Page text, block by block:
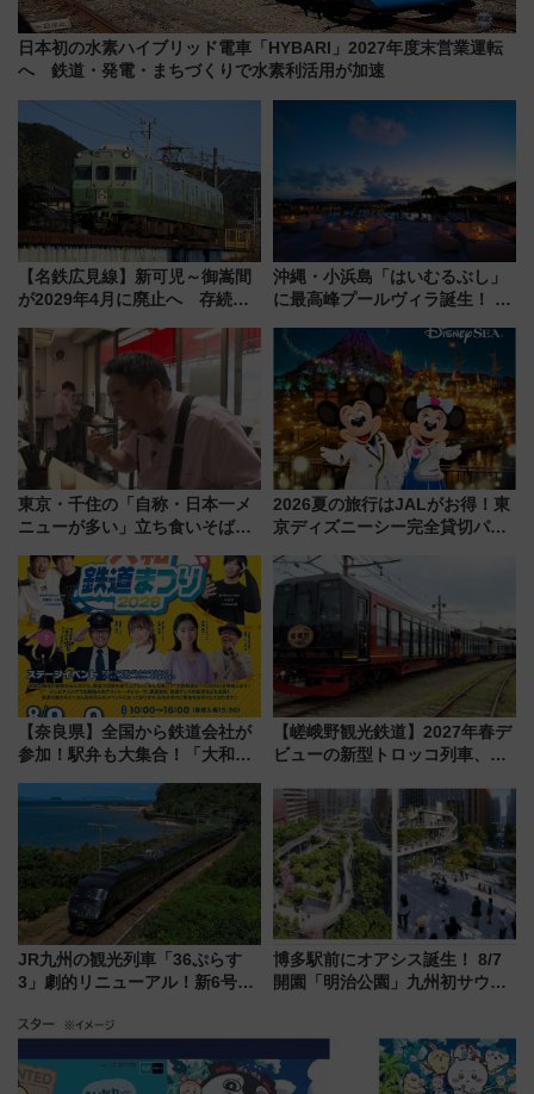
日本初の水素ハイブリッド電車「HYBARI」2027年度末営業運転
へ 鉄道・発電・まちづくりで水素利活用が加速
【名鉄広見線】新可児～御嵩間
が2029年4月に廃止へ 存続協
沖縄・小浜島「はいむるぶし」
に最高峰プールヴィラ誕生！ 石
美旅「何もしない贅沢」を体験
してみない？
東京・千住の「自称・日本一メ
ニューが多い」立ち食いそば屋
地のふらっと立ち食いそば』
7/27夜10時～放送
2026夏の旅行はJALがお得！東
京ディズニーシー完全貸切パー
ーン始まる 条件は「夏の国内
線に2回搭乗」
【奈良県】全国から鉄道会社が
参加！駅弁も大集合！「大和鉄
に開催決定
【嵯峨野観光鉄道】2027年春デ
ビューの新型トロッコ列車、い
は2026年で引退
JR九州の観光列車「36ぷらす
3」劇的リニューアル！新6号車
別 “プレミアムランチ”導入･ル
博多駅前にオアシス誕生！ 8/7
開園「明治公園」九州初サウナ
はどう変わる？